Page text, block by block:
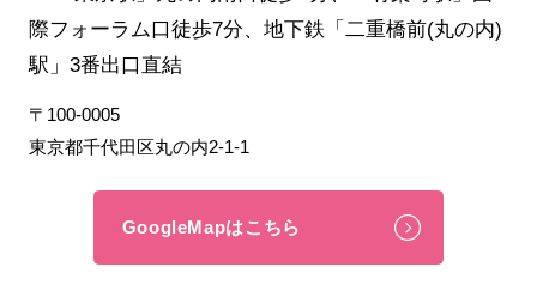
際フォーラム口徒歩7分、地下鉄「二重橋前(丸の内)
駅」3番出口直結
〒100-0005
東京都千代田区丸の内2-1-1
GoogleMapはこちら